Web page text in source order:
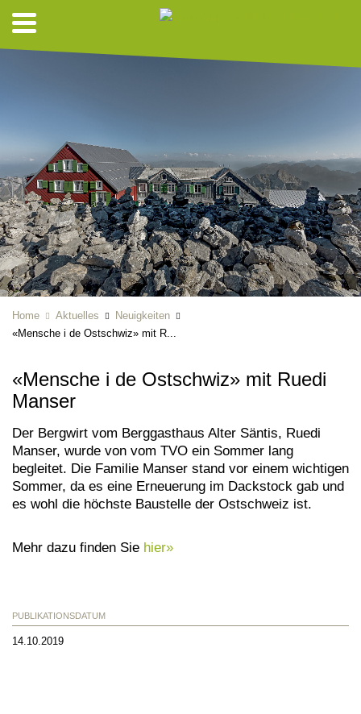
Home Aktuelles
Neuigkeiten
«Mensche i de Ostschwiz» mit R...
«Mensche i de Ostschwiz» mit Ruedi
Manser
Der Bergwirt vom Berggasthaus Alter Säntis, Ruedi
Manser, wurde von vom TVO ein Sommer lang
begleitet. Die Familie Manser stand vor einem wichtigen
Sommer, da es eine Erneuerung im Dackstock gab und
es wohl die höchste Baustelle der Ostschweiz ist.
Mehr dazu finden Sie hier»
PUBLIKATIONSDATUM
14.10.2019